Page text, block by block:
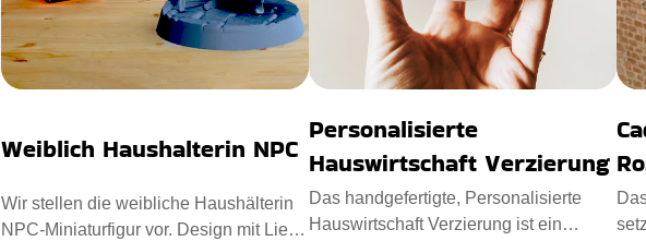
Weiblich Haushalterin NPC
Wir stellen die weibliche Haushälterin
NPC-Miniaturfigur vor. Design mit Liebe
Personalisierte
Hauswirtschaft Verzierung
Das handgefertigte, Personalisierte
Hauswirtschaft Verzierung ist ein